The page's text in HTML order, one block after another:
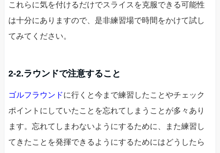
これらに気を付けるだけでスライスを克服できる可能性
は十分にありますので、是非練習場で時間をかけて試し
てみてください。
2-2.ラウンドで注意すること
ゴルフラウンドに行くと今まで練習したことやチェック
ポイントにしていたことを忘れてしまうことが多々あり
ます。忘れてしまわないようにするために、また練習し
てきたことを発揮できるようにするためにはどうしたら